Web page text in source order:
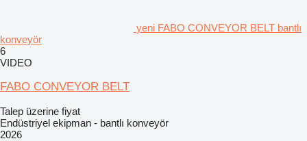
yeni FABO CONVEYOR BELT bantlı
konveyör
6
VIDEO
FABO CONVEYOR BELT
Talep üzerine fiyat
Endüstriyel ekipman - bantlı konveyör
2026